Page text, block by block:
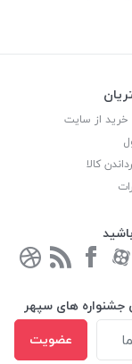
خرید از سایت
کالا
جشنواره های سپهر
عضویت